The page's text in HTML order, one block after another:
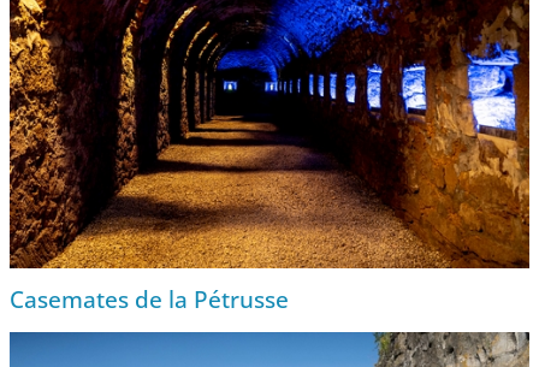
Casemates de la Pétrusse